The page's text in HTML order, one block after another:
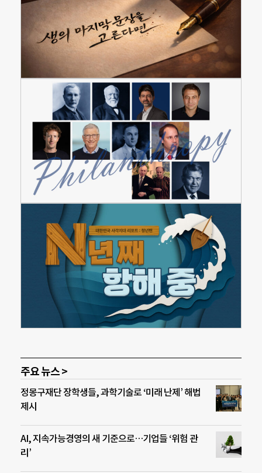
주요 뉴스 >
정몽구재단 장학생들, 과학기술로 ‘미래 난제’ 해법
제시
AI, 지속가능경영의 새 기준으로…기업들 ‘위험 관
리’